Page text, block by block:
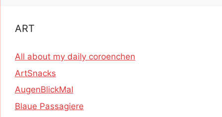
ART
All about my daily coroenchen
ArtSnacks
AugenBlickMal
Blaue Passagiere